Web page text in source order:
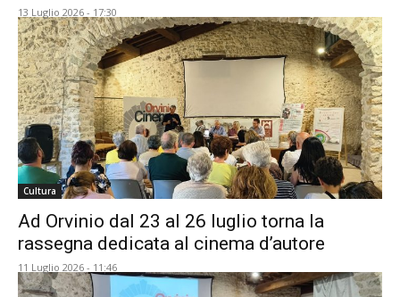
13 Luglio 2026 - 17:30
Cultura
Ad Orvinio dal 23 al 26 luglio torna la
rassegna dedicata al cinema d’autore
11 Luglio 2026 - 11:46